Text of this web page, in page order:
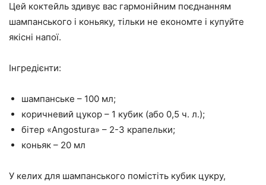
Цей коктейль здивує вас гармонійним поєднанням
шампанського і коньяку, тільки не економте і купуйте
якісні напої.
Інгредієнти:
шампанське – 100 мл;
коричневий цукор – 1 кубик (або 0,5 ч. л.);
бітер «Angostura» – 2-3 крапельки;
коньяк – 20 мл
У келих для шампанського помістіть кубик цукру,